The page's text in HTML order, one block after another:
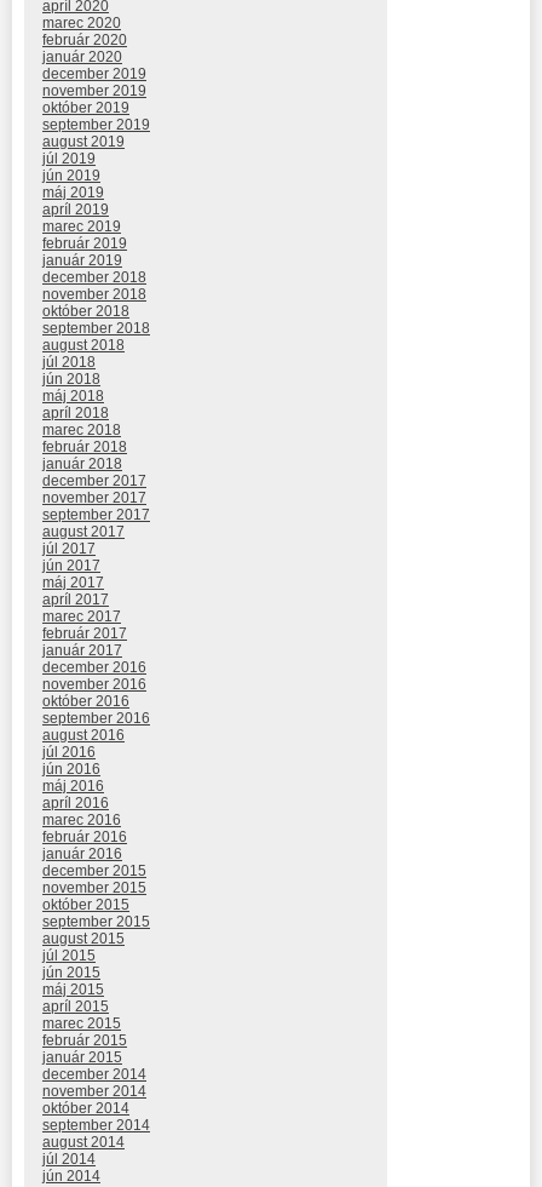
apríl 2020
marec 2020
február 2020
január 2020
december 2019
november 2019
október 2019
september 2019
august 2019
júl 2019
jún 2019
máj 2019
apríl 2019
marec 2019
február 2019
január 2019
december 2018
november 2018
október 2018
september 2018
august 2018
júl 2018
jún 2018
máj 2018
apríl 2018
marec 2018
február 2018
január 2018
december 2017
november 2017
september 2017
august 2017
júl 2017
jún 2017
máj 2017
apríl 2017
marec 2017
február 2017
január 2017
december 2016
november 2016
október 2016
september 2016
august 2016
júl 2016
jún 2016
máj 2016
apríl 2016
marec 2016
február 2016
január 2016
december 2015
november 2015
október 2015
september 2015
august 2015
júl 2015
jún 2015
máj 2015
apríl 2015
marec 2015
február 2015
január 2015
december 2014
november 2014
október 2014
september 2014
august 2014
júl 2014
jún 2014